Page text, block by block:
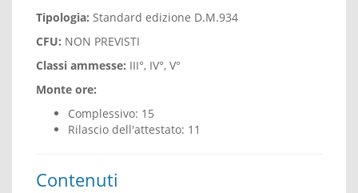
Tipologia: Standard edizione D.M.934
CFU: NON PREVISTI
Classi ammesse: III°, IV°, V°
Monte ore:
Complessivo: 15
Rilascio dell'attestato: 11
Contenuti